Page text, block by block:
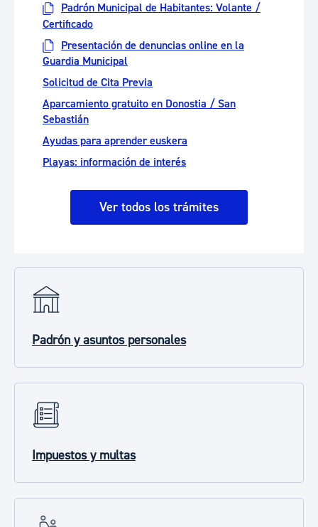
Padrón Municipal de Habitantes: Volante /
Certificado
Presentación de denuncias online en la
Guardia Municipal
Solicitud de Cita Previa
Aparcamiento gratuito en Donostia / San
Sebastián
Ayudas para aprender euskera
Playas: información de interés
Ver todos los trámites
Padrón y asuntos personales
Impuestos y multas